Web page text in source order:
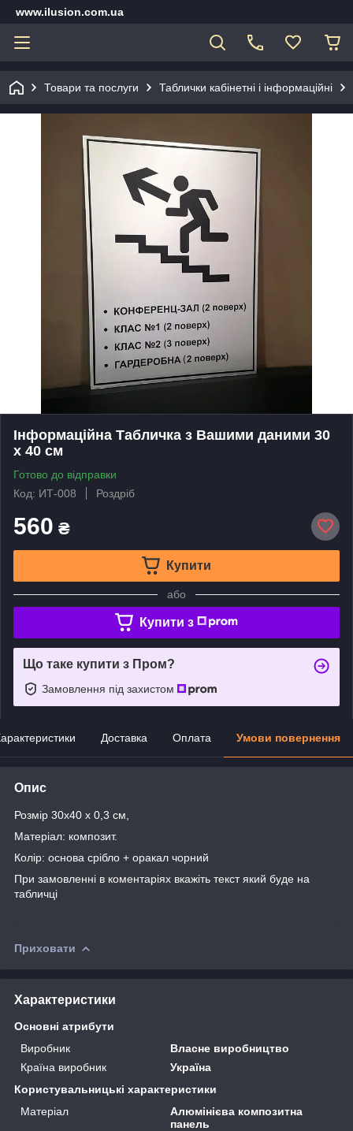
www.ilusion.com.ua
Товари та послуги Таблички кабінетні і інформаційні
Інформаційна Табличка з Вашими даними 30
х 40 см
Готово до відправки
Код: ИТ-008
Роздріб
560 ₴
Купити
або
Купити з
Що таке купити з Пром?
Замовлення під захистом
Доставка Оплата Умови повернення
Опис
Розмір 30х40 х 0,3 см,
Матеріал: композит.
Колір: основа срібло + оракал чорний
При замовленні в коментаріях вкажіть текст який буде на
табличці
Приховати
Характеристики
Основні атрибути
Виробник
Власне виробництво
Країна виробник
Україна
Користувальницькі характеристики
Матеріал
Алюмінієва композитна
панель